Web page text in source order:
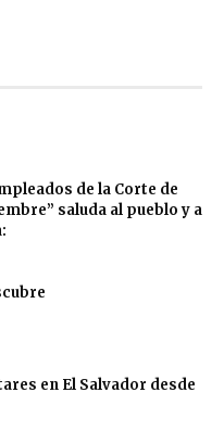
de la Corte de
saluda al pueblo y a
en El Salvador desde